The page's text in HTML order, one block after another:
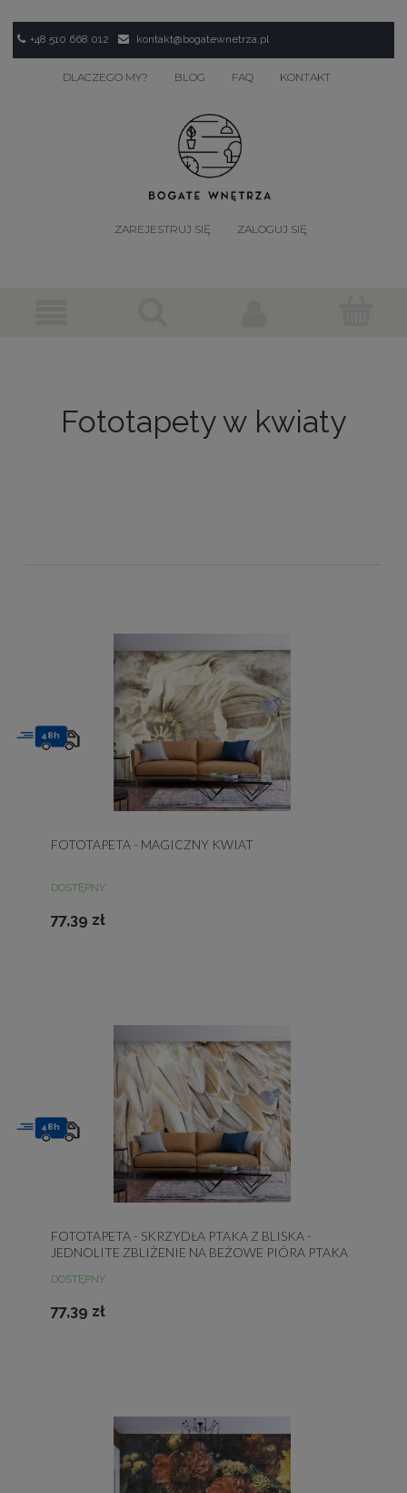
+48 510 668 012 kontakt@bogatewnetrza.pl
DLACZEGO MY? BLOG FAQ KONTAKT
ZAREJESTRUJ SIĘ ZALOGUJ SIĘ
Fototapety w kwiaty
FOTOTAPETA - MAGICZNY KWIAT
DOSTĘPNY
77,39 zł
48h
FOTOTAPETA - SKRZYDŁA PTAKA Z BLISKA -
JEDNOLITE ZBLIŻENIE NA BEŻOWE PIÓRA PTAKA
DOSTĘPNY
77,39 zł
48h